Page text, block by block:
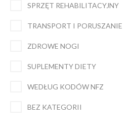
SPRZĘT REHABILITACYJNY
TRANSPORT I PORUSZANIE
ZDROWE NOGI
SUPLEMENTY DIETY
WEDŁUG KODÓW NFZ
BEZ KATEGORII